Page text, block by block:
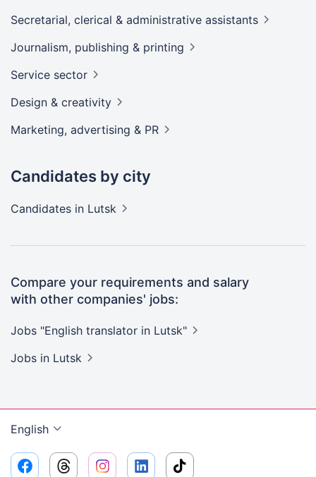
Secretarial, clerical & administrative assistants
Journalism, publishing & printing
Service sector
Design & creativity
Marketing, advertising & PR
Candidates by city
Candidates in Lutsk
Compare your requirements and salary
with other companies' jobs:
Jobs "English translator in Lutsk"
Jobs in Lutsk
English